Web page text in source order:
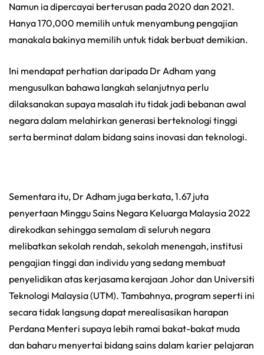
Namun ia dipercayai berterusan pada 2020 dan 2021.
Hanya 170,000 memilih untuk menyambung pengajian
manakala bakinya memilih untuk tidak berbuat demikian.
Ini mendapat perhatian daripada Dr Adham yang
mengusulkan bahawa langkah selanjutnya perlu
dilaksanakan supaya masalah itu tidak jadi bebanan awal
negara dalam melahirkan generasi berteknologi tinggi
serta berminat dalam bidang sains inovasi dan teknologi.
Sementara itu, Dr Adham juga berkata, 1.67 juta
penyertaan Minggu Sains Negara Keluarga Malaysia 2022
direkodkan sehingga semalam di seluruh negara
melibatkan sekolah rendah, sekolah menengah, institusi
pengajian tinggi dan individu yang sedang membuat
penyelidikan atas kerjasama kerajaan Johor dan Universiti
Teknologi Malaysia (UTM). Tambahnya, program seperti ini
secara tidak langsung dapat merealisasikan harapan
Perdana Menteri supaya lebih ramai bakat-bakat muda
dan baharu menyertai bidang sains dalam karier pelajaran